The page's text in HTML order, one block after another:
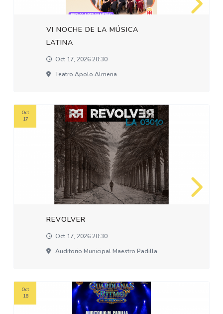
VI NOCHE DE LA MÚSICA
LATINA
Oct 17, 2026 20:30
Teatro Apolo Almeria
REVOLVER
Oct 17, 2026 20:30
Auditorio Municipal Maestro Padilla.
Oct
17
Oct
18